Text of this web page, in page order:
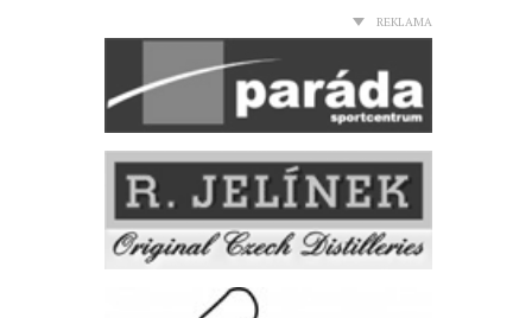
REKLAMA